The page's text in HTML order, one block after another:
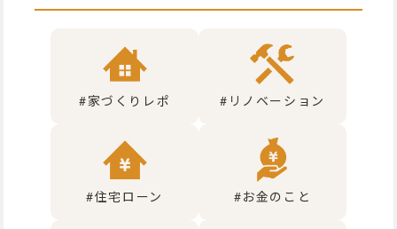
#家づくりレポ #リノベーション
#住宅ローン #お金のこと